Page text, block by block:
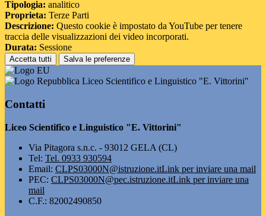
Tipologia: analitico
Proprieta: Terze Parti
Descrizione: Questo cookie è impostato da YouTube per tenere
traccia delle visualizzazioni dei video incorporati.
Durata: Sessione
Accetta tutti Salva le preferenze
Liceo Scientifico e Linguistico "E. Vittorini"
Contatti
Liceo Scientifico e Linguistico "E. Vittorini"
Via Pitagora s.n.c. - 93012 GELA (CL)
Tel: Tel. 0933 930594
Email: CLPS03000N@istruzione.itLink per inviare una mail
PEC: CLPS03000N@pec.istruzione.itLink per inviare una
mail
C.F.: 82002490850